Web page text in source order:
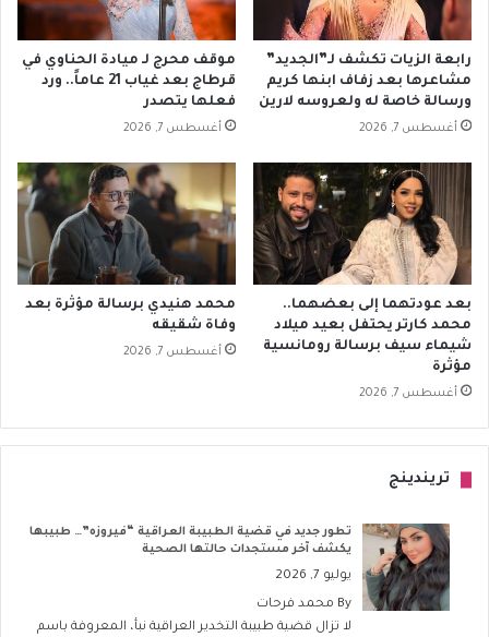
رابعة الزيات تكشف لـ”الجديد”
مشاعرها بعد زفاف ابنها كريم
ورسالة خاصة له ولعروسه لارين
أغسطس 7, 2026
موقف محرج لـ ميادة الحناوي في
قرطاج بعد غياب 21 عاماً.. ورد
فعلها يتصدر
أغسطس 7, 2026
بعد عودتهما إلى بعضهما..
محمد كارتر يحتفل بعيد ميلاد
شيماء سيف برسالة رومانسية
مؤثرة
أغسطس 7, 2026
محمد هنيدي برسالة مؤثرة بعد
وفاة شقيقه
أغسطس 7, 2026
تريندينج
تطور جديد في قضية الطبيبة العراقية “فيروزه”… طبيبها
يكشف آخر مستجدات حالتها الصحية
يوليو 7, 2026
By محمد فرحات
لا تزال قضية طبيبة التخدير العراقية نبأ، المعروفة باسم